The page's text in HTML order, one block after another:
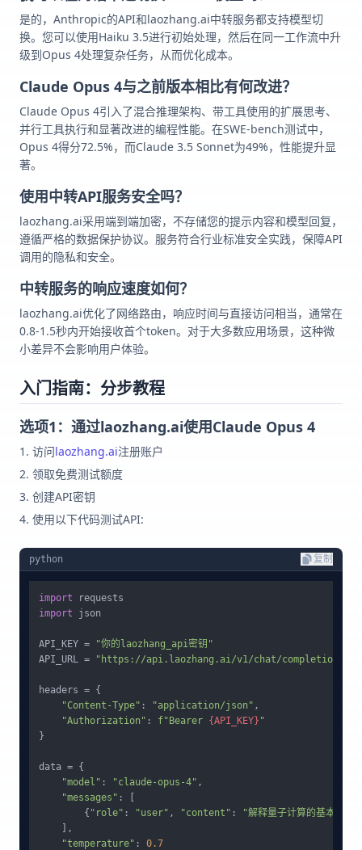
是的，Anthropic的API和laozhang.ai中转服务都支持模型切
换。您可以使用Haiku 3.5进行初始处理，然后在同一工作流中升
级到Opus 4处理复杂任务，从而优化成本。
Claude Opus 4与之前版本相比有何改进？
Claude Opus 4引入了混合推理架构、带工具使用的扩展思考、
并行工具执行和显著改进的编程性能。在SWE-bench测试中，
Opus 4得分72.5%，而Claude 3.5 Sonnet为49%，性能提升显
著。
使用中转API服务安全吗？
laozhang.ai采用端到端加密，不存储您的提示内容和模型回复，
遵循严格的数据保护协议。服务符合行业标准安全实践，保障API
调用的隐私和安全。
中转服务的响应速度如何？
laozhang.ai优化了网络路由，响应时间与直接访问相当，通常在
0.8-1.5秒内开始接收首个token。对于大多数应用场景，这种微
小差异不会影响用户体验。
入门指南：分步教程
选项1：通过laozhang.ai使用Claude Opus 4
访问laozhang.ai注册账户
领取免费测试额度
创建API密钥
使用以下代码测试API:
python 复制
import
import json
API_KEY =
"你的laozhang_api密钥"
API_URL =
"https://api.laozhang.ai/v1/chat/completions"
headers = {
"Content-Type" : "application/json" ,
"Authorization" : f"Bearer {API_KEY} "
}
data = {
"model" : "claude-opus-4" ,
"messages" : [
        {
"role" : "user" , "content" : "解释量子计算的基本原理"
    ],
"temperature" : 0.7